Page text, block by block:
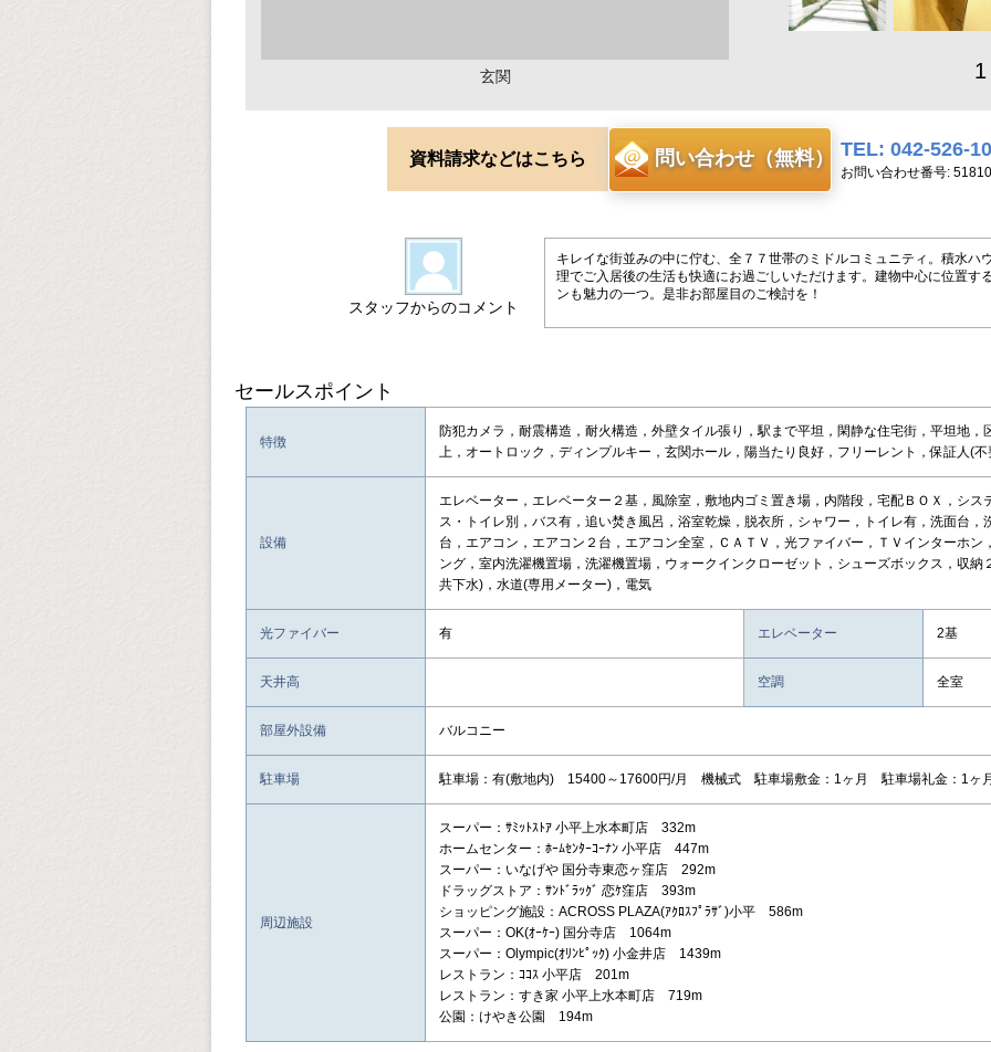
玄関
資料請求などはこちら 問い合わせ（無料） TEL: 042-526-
お問い合わせ番号:
スタッフからのコメント
キレイな街並みの中に佇む、全７７世帯のミドルコミュニティ。積水ハ
理でご入居後の生活も快適にお過ごしいただけます。建物中心に位置す
ンも魅力の一つ。是非お部屋目のご検討を！
セールスポイント
特徴
防犯カメラ，耐震構造，耐火構造，外壁タイル張り，駅まで平坦，閑静な住宅街，平坦地
上，オートロック，ディンプルキー，玄関ホール，陽当たり良好，フリーレント，保証人(不
設備
エレベーター，エレベーター２基，風除室，敷地内ゴミ置き場，内階段，宅配ＢＯＸ，シ
ス・トイレ別，バス有，追い焚き風呂，浴室乾燥，脱衣所，シャワー，トイレ有，洗面台
台，エアコン，エアコン２台，エアコン全室，ＣＡＴＶ，光ファイバー，ＴＶインターホ
ング，室内洗濯機置場，洗濯機置場，ウォークインクローゼット，シューズボックス，収
共下水)，水道(専用メーター)，電気
光ファイバー 有 エレベーター 2基
天井高 空調 全室
部屋外設備 バルコニー
駐車場 駐車場：有(敷地内) 15400～17600円/月 機械式 駐車場敷金：1ヶ月 駐車場礼金：1ヶ
周辺施設
スーパー：ｻﾐｯﾄｽﾄｱ 小平上水本町店 332m
ホームセンター：ﾎｰﾑｾﾝﾀｰｺｰﾅﾝ 小平店 447m
スーパー：いなげや 国分寺東恋ヶ窪店 292m
ドラッグストア：ｻﾝﾄﾞﾗｯｸﾞ 恋ｹ窪店 393m
ショッピング施設：ACROSS PLAZA(ｱｸﾛｽﾌﾟﾗｻﾞ)小平 586m
スーパー：OK(ｵｰｹｰ) 国分寺店 1064m
スーパー：Olympic(ｵﾘﾝﾋﾟｯｸ) 小金井店 1439m
レストラン：ｺｺｽ 小平店 201m
レストラン：すき家 小平上水本町店 719m
公園：けやき公園 194m